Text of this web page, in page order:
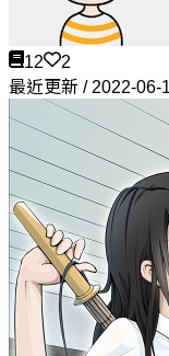
12
2
最近更新 / 2022-06-